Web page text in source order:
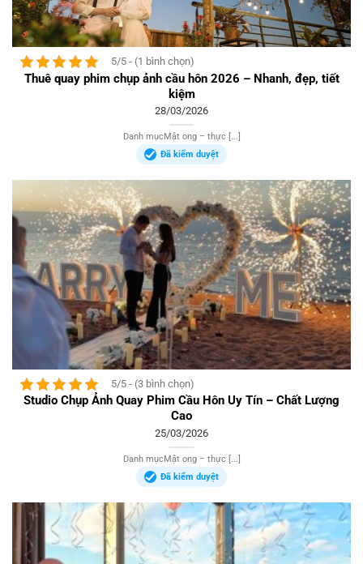
5/5 - (1 bình chọn)
Thuê quay phim chụp ảnh cầu hôn 2026 – Nhanh, đẹp, tiết
kiệm
28/03/2026
Danh mụcMật ong – thực [...]
Đã kiểm duyệt
5/5 - (3 bình chọn)
Studio Chụp Ảnh Quay Phim Cầu Hôn Uy Tín – Chất Lượng
Cao
25/03/2026
Danh mụcMật ong – thực [...]
Đã kiểm duyệt